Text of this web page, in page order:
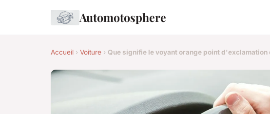
Automotosphere
Accueil › Voiture › Que signifie le voyant orange point d'exclamation